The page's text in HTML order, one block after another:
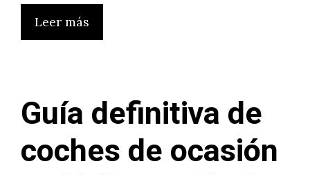
Leer más
Guía definitiva de
coches de ocasión